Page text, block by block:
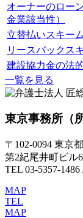
オーナーのロー
金業該当性）
立替払いスキー
リースバックス
建設協力金の法
一覧を見る
東京事務所 （
〒102-0094 東京
第2紀尾井町ビル
TEL 03-5357-
MAP
TEL
MAP